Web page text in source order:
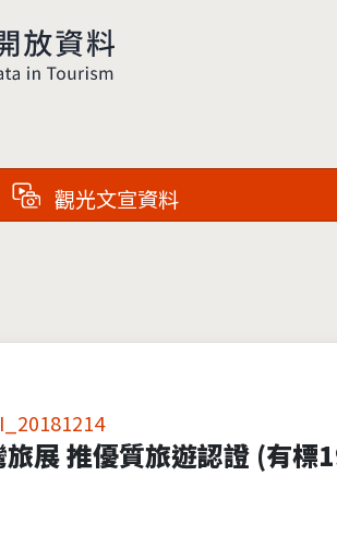
觀光文宣資料
旅展 推優質旅遊認證 (有